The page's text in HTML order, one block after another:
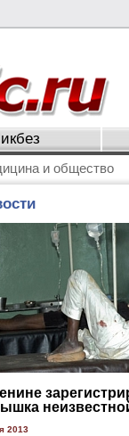
и общество
2013